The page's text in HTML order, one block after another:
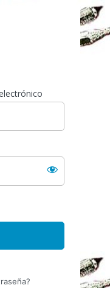
http://espai-marx.net/